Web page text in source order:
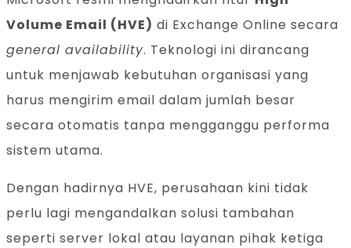
Volume Email (HVE) di Exchange Online secara
general availability. Teknologi ini dirancang
untuk menjawab kebutuhan organisasi yang
harus mengirim email dalam jumlah besar
secara otomatis tanpa mengganggu performa
sistem utama.
Dengan hadirnya HVE, perusahaan kini tidak
perlu lagi mengandalkan solusi tambahan
seperti server lokal atau layanan pihak ketiga